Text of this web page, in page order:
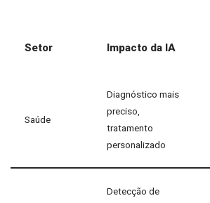
Setor Impacto da IA
Saúde
Diagnóstico mais
preciso,
tratamento
personalizado
Detecção de